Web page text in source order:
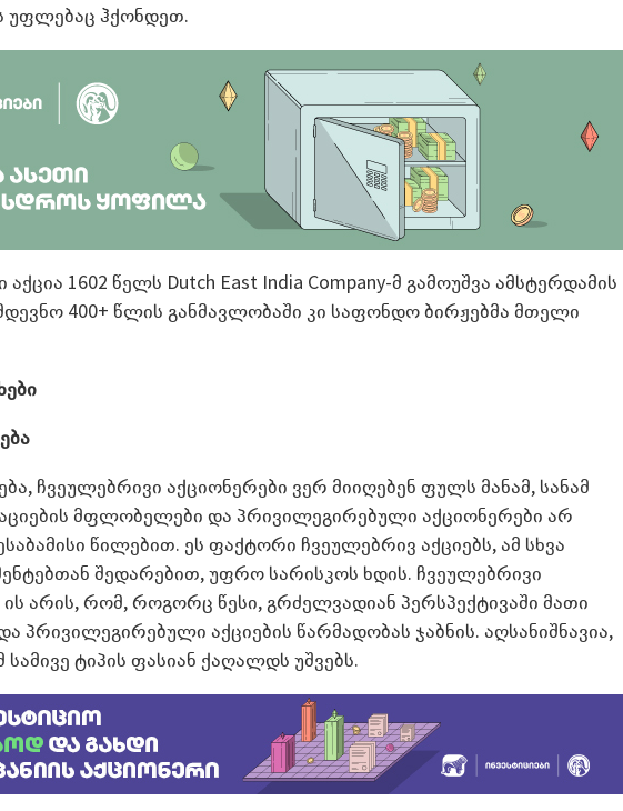
უფლებაც ჰქონდეთ.
1602 წელს Dutch East India Company-მ გამოუშვა ამსტერდამის
400+ წლის განმავლობაში კი საფონდო ბირჟებმა მთელი
ჩვეულებრივი აქციონერები ვერ მიიღებენ ფულს მანამ, სანამ
მფლობელები და პრივილეგირებული აქციონერები არ
წილებით. ეს ფაქტორი ჩვეულებრივ აქციებს, ამ სხვა
შედარებით, უფრო სარისკოს ხდის. ჩვეულებრივი
ის არის, რომ, როგორც წესი, გრძელვადიან პერსპექტივაში მათი
პრივილეგირებული აქციების წარმადობას ჯაბნის. აღსანიშნავია,
ტიპის ფასიან ქაღალდს უშვებს.